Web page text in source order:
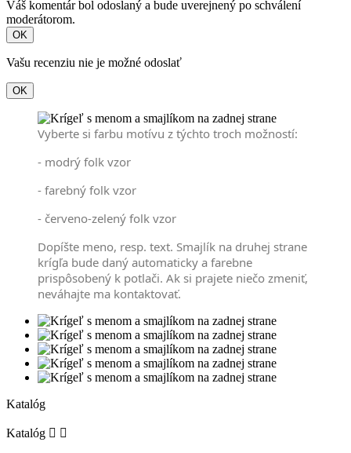
Váš komentár bol odoslaný a bude uverejnený po schválení
moderátorom.
OK
Vašu recenziu nie je možné odoslať
OK
Vyberte si farbu motívu z týchto troch možností:
- modrý folk vzor
- farebný folk vzor
- červeno-zelený folk vzor
Dopíšte meno, resp. text. Smajlík na druhej strane
krígľa bude daný automaticky a farebne
prispôsobený k potlači. Ak si prajete niečo zmeniť,
neváhajte ma kontaktovať.
Katalóg
Katalóg  